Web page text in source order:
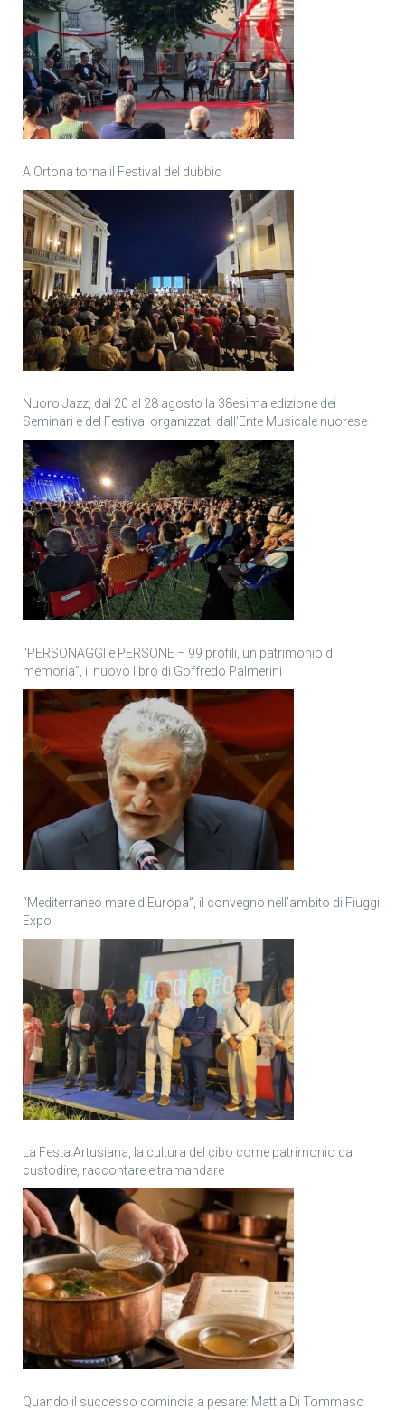
A Ortona torna il Festival del dubbio
Nuoro Jazz, dal 20 al 28 agosto la 38esima edizione dei
Seminari e del Festival organizzati dall’Ente Musicale nuorese
“PERSONAGGI e PERSONE – 99 profili, un patrimonio di
memoria”, il nuovo libro di Goffredo Palmerini
“Mediterraneo mare d’Europa”, il convegno nell’ambito di Fiuggi
Expo
La Festa Artusiana, la cultura del cibo come patrimonio da
custodire, raccontare e tramandare
Quando il successo comincia a pesare: Mattia Di Tommaso